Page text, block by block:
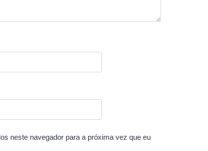
neste navegador para a próxima vez que eu